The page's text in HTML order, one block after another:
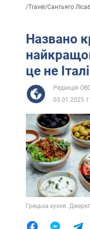
/Travel /Сантьяго
Названо
це не
Редакція
03.01.2025
Грецька кухня.